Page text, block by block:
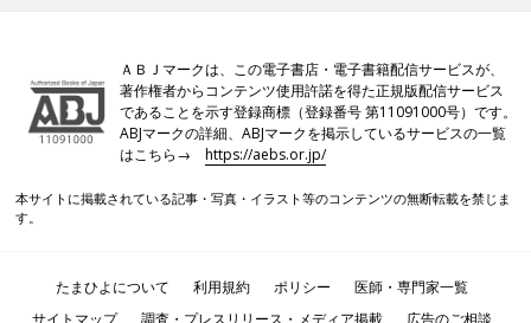
ＡＢＪマークは、この電子書店・電子書籍配信サービスが、
著作権者からコンテンツ使用許諾を得た正規版配信サービス
であることを示す登録商標（登録番号 第11091000号）です。
ABJマークの詳細、ABJマークを掲示しているサービスの一覧
はこちら→https://aebs.or.jp/
本サイトに掲載されている記事・写真・イラスト等のコンテンツの無断転載を禁じま
す。
たまひよについて 利用規約 ポリシー
医師・専門家一覧